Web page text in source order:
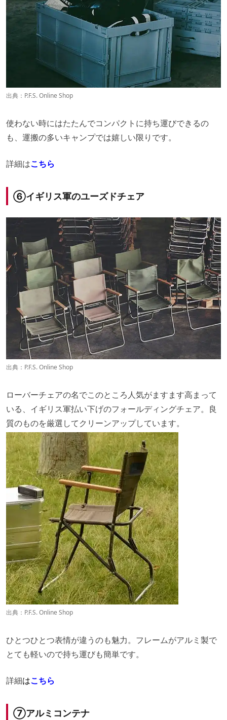
出典： P.F.S. Online Shop
使わない時にはたたんでコンパクトに持ち運びできるの
も、運搬の多いキャンプでは嬉しい限りです。
詳細はこちら
⑥イギリス軍のユーズドチェア
出典： P.F.S. Online Shop
ローバーチェアの名でこのところ人気がますます高まって
いる、イギリス軍払い下げのフォールディングチェア。良
質のものを厳選してクリーンアップしています。
出典： P.F.S. Online Shop
ひとつひとつ表情が違うのも魅力。フレームがアルミ製で
とても軽いので持ち運びも簡単です。
詳細はこちら
⑦アルミコンテナ